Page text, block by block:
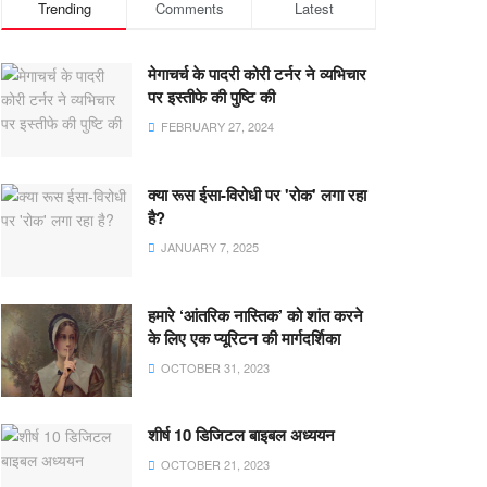
Trending Comments Latest
मेगाचर्च के पादरी कोरी टर्नर ने व्यभिचार
पर इस्तीफे की पुष्टि की
FEBRUARY 27, 2024
क्या रूस ईसा-विरोधी पर 'रोक' लगा रहा
है?
JANUARY 7, 2025
हमारे ‘आंतरिक नास्तिक’ को शांत करने
के लिए एक प्यूरिटन की मार्गदर्शिका
OCTOBER 31, 2023
शीर्ष 10 डिजिटल बाइबल अध्ययन
OCTOBER 21, 2023